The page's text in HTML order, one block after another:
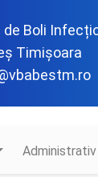
de Boli
Timișoara
Administrativ